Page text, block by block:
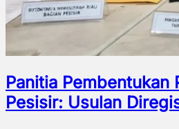
Panitia Pembentukan
Pesisir: Usulan